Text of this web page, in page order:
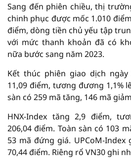
Sang đến phiên chiều, thị
chinh phục được mốc 1.010
điểm, dòng tiền chủ yếu tập
với mức thanh khoản đã có
nữa bước sang năm 2023.
Kết thúc phiên giao dịch ngày
11,09 điểm, tương đương 1,1%
sàn có 259 mã tăng, 146 mã
HNX-Index tăng 2,9 điểm,
206,04 điểm. Toàn sàn có 103
53 mã đứng giá. UPCoM-Index
70,44 điểm. Riêng rổ VN30 ghi